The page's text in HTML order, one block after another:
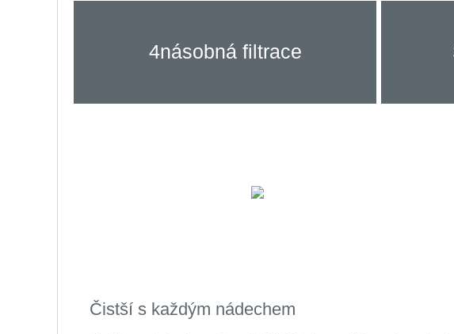
4násobná filtrace
Čistší s každým nádechem